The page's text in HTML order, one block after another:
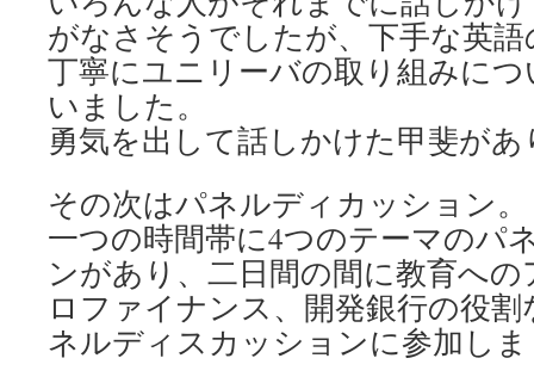
がなさそうでしたが、下手な英
丁寧にユニリーバの取り組みに
いました。
勇気を出して話しかけた甲斐が
その次はパネルディカッション。
一つの時間帯に4つのテーマのパ
ンがあり、二日間の間に教育へ
ロファイナンス、開発銀行の役
ネルディスカッションに参加し